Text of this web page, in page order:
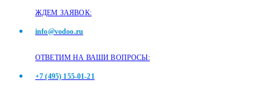
ЖДЕМ ЗАЯВОК:
info@vodoo.ru
ОТВЕТИМ НА ВАШИ ВОПРОСЫ:
+7 (495) 155-01-21